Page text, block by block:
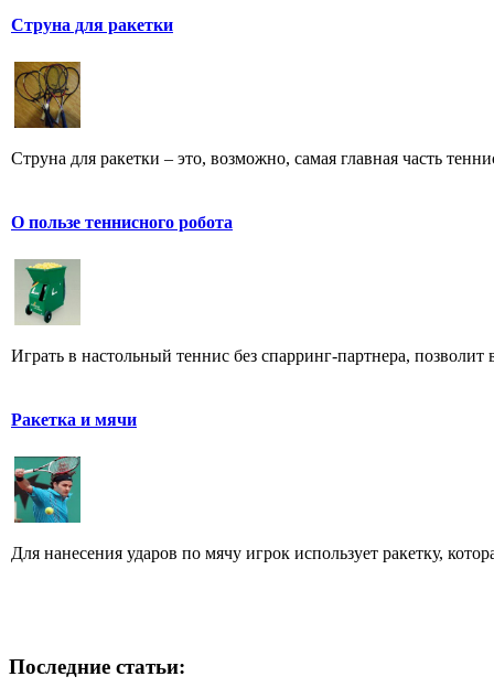
Струна для ракетки
Струна для ракетки – это, возможно, самая главная часть
О пользе теннисного робота
Играть в настольный теннис без спарринг-партнера,
Ракетка и мячи
Для нанесения ударов по мячу игрок использует ракетку,
Последние статьи: